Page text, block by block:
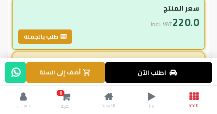
سعر المنتج
220.0
incl. VAT
طلب بالجملة
لاعضاء ال vip
220.00
incl. VAT
290.00 وفر70.00
% خصم
اطلب الآن أضف إلى السلة
الفئة ريلز الرئيسية
0
العربة
حسابي